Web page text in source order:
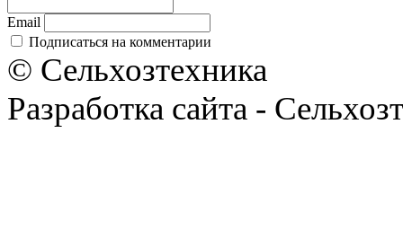
Email
Подписаться на комментарии
© Сельхозтехника
Разработка сайта -